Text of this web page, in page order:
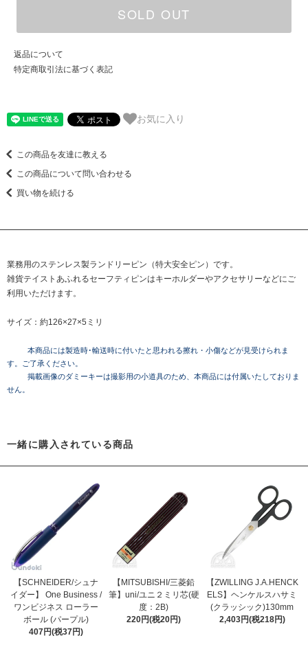
SOLD OUT
返品について
特定商取引法に基づく表記
お気に入り
この商品を友達に教える
この商品について問い合わせる
買い物を続ける
業務用のステンレス製ランドリーピン（特大安全ピン）です。
雑貨テイストあふれるセーフティピンはキーホルダーやアクセサリーなどにご
利用いただけます。
サイズ：約126×27×5ミリ
本商品には製造時･輸送時に付いたと思われる擦れ・小傷などが見受けられま
す。ご了承ください。
掲載画像のダミーキーは撮影用の小道具のため、本商品には付属いたしておりま
せん。
一緒に購入されている商品
【SCHNEIDER/シュナ
イダー】 One Business /
ワンビジネス ローラー
ボール (パープル)
407円(税37円)
【MITSUBISHI/三菱鉛
筆】uni/ユニ２ミリ芯(硬
度：2B)
220円(税20円)
【ZWILLING J.A.HENCK
ELS】ヘンケルスハサミ
(クラッシック)130mm
2,403円(税218円)